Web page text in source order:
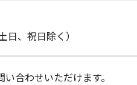
日、祝日除く）
合わせいただけます。